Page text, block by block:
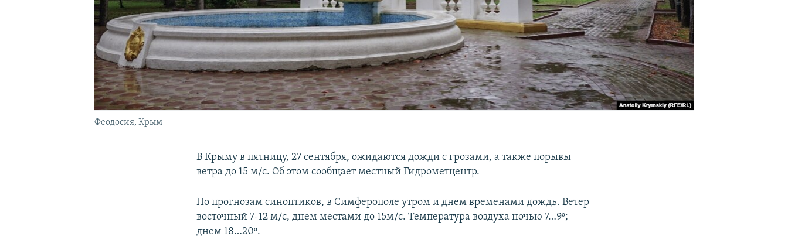
Феодосия, Крым
В Крыму в пятницу, 27 сентября, ожидаются дожди с грозами, а также порывы
ветра до 15 м/с. Об этом сообщает местный Гидрометцентр.
По прогнозам синоптиков, в Симферополе утром и днем временами дождь. Ветер
восточный 7-12 м/с, днем местами до 15м/с. Температура воздуха ночью 7…9º;
днем 18…20º.